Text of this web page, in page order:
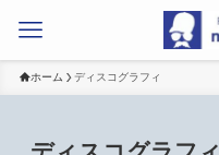
ホーム ディスコグラフィ